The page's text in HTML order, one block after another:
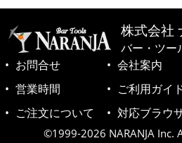
株式会社
バー・ツー
お問合せ
会社案内
営業時間
ご利用ガイ
ご注文について
対応ブラウ
©1999-2026 NARANJA Inc.